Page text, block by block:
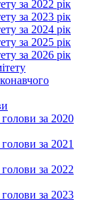
за 2022 рік
за 2023 рік
за 2024 рік
за 2025 рік
за 2026 рік
за 2020
за 2021
за 2022
за 2023